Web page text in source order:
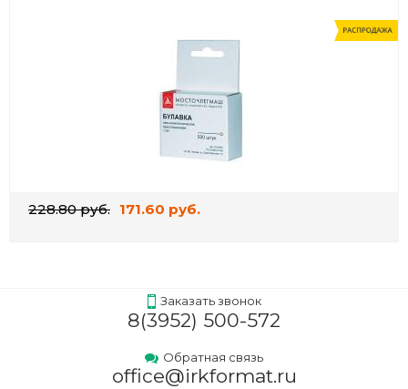
228.80 руб. 171.60 руб.
Заказать звонок
8(3952) 500-572
Обратная связь
office@irkformat.ru